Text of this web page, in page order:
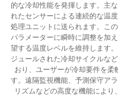
的な冷却性能を発揮します。主
れたセンサーによる連続的な温
処理ユニットに送られます。こ
パラメーターに瞬時に調整を加
望する温度レベルを維持します
ジュールされた冷却サイクルな
おり、ユーザーが冷却要件を柔
す。遠隔監視機能、予測保守ア
リズムなどの高度な機能によ